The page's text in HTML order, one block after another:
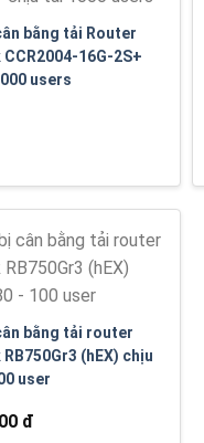
bằng tải Router
16G-2S+
users
bằng tải router
(hEX) chịu
user
đ